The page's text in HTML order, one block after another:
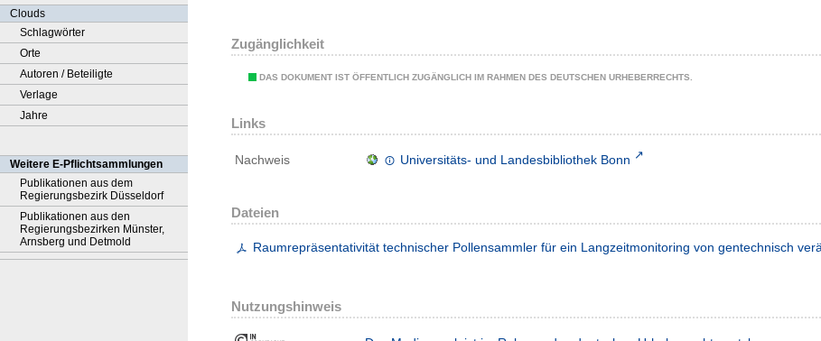
Clouds
Schlagwörter
Orte
Autoren / Beteiligte
Verlage
Jahre
Weitere E-Pflichtsammlungen
Publikationen aus dem
Regierungsbezirk Düsseldorf
Publikationen aus den
Regierungsbezirken Münster,
Arnsberg und Detmold
Zugänglichkeit
DAS DOKUMENT IST ÖFFENTLICH ZUGÄNGLICH IM RAHMEN DES DEUTSCHEN URHEBERRECHTS.
Links
Nachweis Universitäts- und Landesbibliothek Bonn
Dateien
Raumrepräsentativität technischer Pollensammler für ein Langzeitmonitoring von gentechnisch
Nutzungshinweis